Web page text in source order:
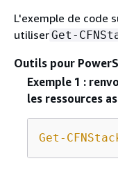
L'exemple de code
utiliserGet-
Outils pour
Exemple 1 :
les ressources
Get-